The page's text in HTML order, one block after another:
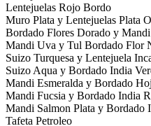
Lentejuelas Rojo Bordo
Muro Plata y Lentejuelas Plata
Bordado Flores Dorado y
Mandi Uva y Tul Bordado Flor
Suizo Turquesa y Lentejuela
Suizo Aqua y Bordado India
Mandi Esmeralda y Bordado
Mandi Fucsia y Bordado India
Mandi Salmon Plata y Bordado
Tafeta Petroleo